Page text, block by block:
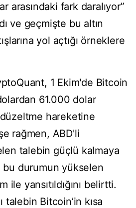
arasındaki fark daralıyor”
ve geçmişte bu altın
yol açtığı örneklere
1 Ekim'de Bitcoin
61.000 dolar
hareketine
rağmen, ABD'li
talebin güçlü kalmaya
durumun yükselen
ile yansıtıldığını belirtti.
talebin Bitcoin’in kısa